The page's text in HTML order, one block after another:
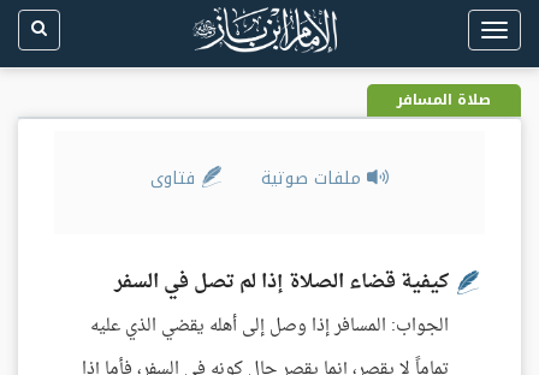
Toggle
navigation
صلاة المسافر
ملفات صوتية فتاوى
كيفية قضاء الصلاة إذا لم تصل في السفر
الجواب: المسافر إذا وصل إلى أهله يقضي الذي عليه